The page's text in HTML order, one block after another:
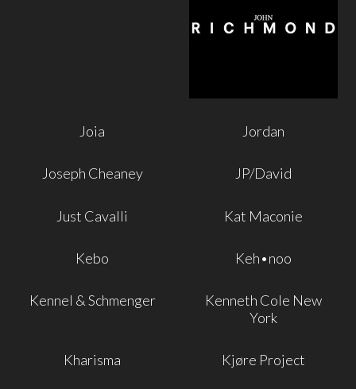
Joia Jordan
Joseph Cheaney JP/David
Just Cavalli Kat Maconie
Kebo Keh•noo
Kennel & Schmenger
Kenneth Cole New
York
Kharisma Kjøre Project